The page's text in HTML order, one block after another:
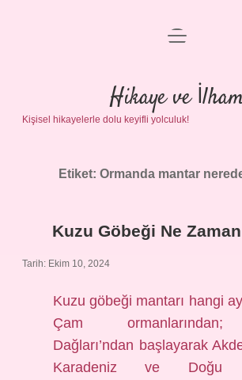
Anasayfa
Gizlilik Politikası
Yasal Uyarı
menüyü
Hikaye ve
Kişisel hikayelerle dolu keyifli yolculuk!
Etiket: Ormanda mantar
Kuzu Göbeği Ne Zaman
Tarih: Ekim 10, 2024
Kuzu göbeği mantarı hangi
Çam
Dağları’ndan başlayarak
Karadeniz ve Doğu